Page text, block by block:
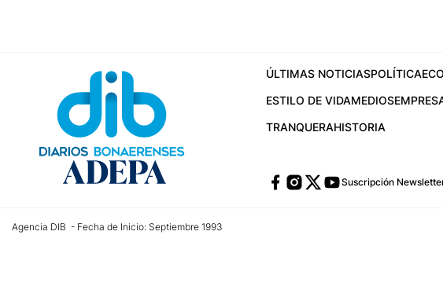
ÚLTIMAS NOTICIASPOLÍTICA
ESTILO DE VIDAMEDIOS
TRANQUERAHISTORIA
Suscripción
Agencia DIB - Fecha de Inicio: Septiembre 1993